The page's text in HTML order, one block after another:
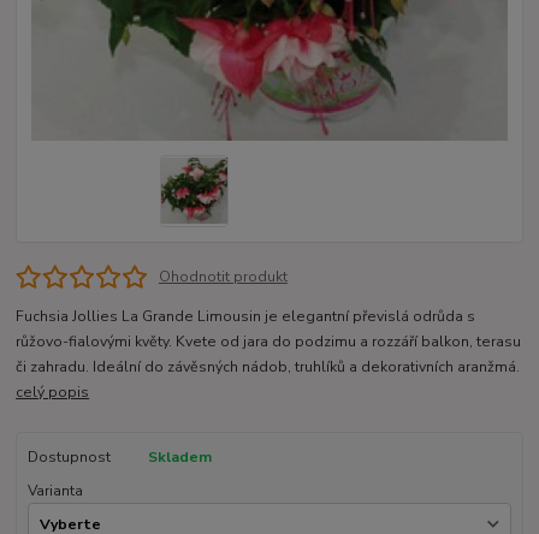
Ohodnotit produkt
Fuchsia Jollies La Grande Limousin je elegantní převislá odrůda s
růžovo-fialovými květy. Kvete od jara do podzimu a rozzáří balkon, terasu
či zahradu. Ideální do závěsných nádob, truhlíků a dekorativních aranžmá.
celý popis
Dostupnost
Skladem
Varianta